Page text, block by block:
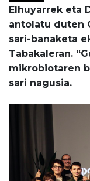
Elhuyarrek eta
antolatu duten
sari-banaketa
Tabakaleran.
mikrobiotaren
sari nagusia.